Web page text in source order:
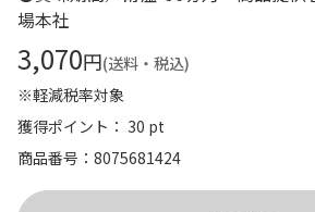
場本社
3,070円(送料・税込)
※軽減税率対象
獲得ポイント： 30 pt
商品番号
8075681424